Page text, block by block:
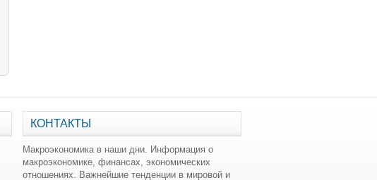
КОНТАКТЫ
Макроэкономика в наши дни. Информация о
макроэкономике, финансах, экономических
отношениях. Важнейшие тенденции в мировой и